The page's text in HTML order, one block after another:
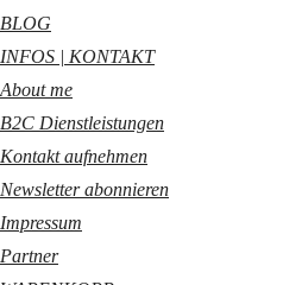
BLOG
INFOS | KONTAKT
About me
B2C Dienstleistungen
Kontakt aufnehmen
Newsletter abonnieren
Impressum
Partner